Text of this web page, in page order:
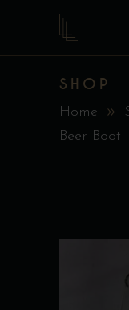
SHOP
Home
Beer Boot